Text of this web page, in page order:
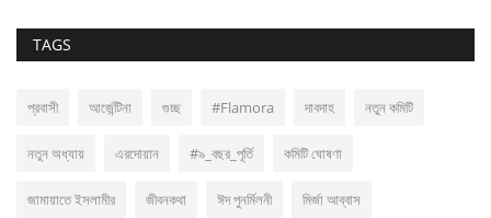
TAGS
প্রবাসী আর্জেন্টিনা গুচ্ছ #Flamora দাবদাহ নতুন কমিটি
নতুন অধ্যায় এরদোয়ান #৯_বছর_পূর্তি কমিটি ঘোষণা
জামায়াতে ইসলামীর জীবনকথা ঈদ পুনর্মিলনী মির্জা আব্বাস